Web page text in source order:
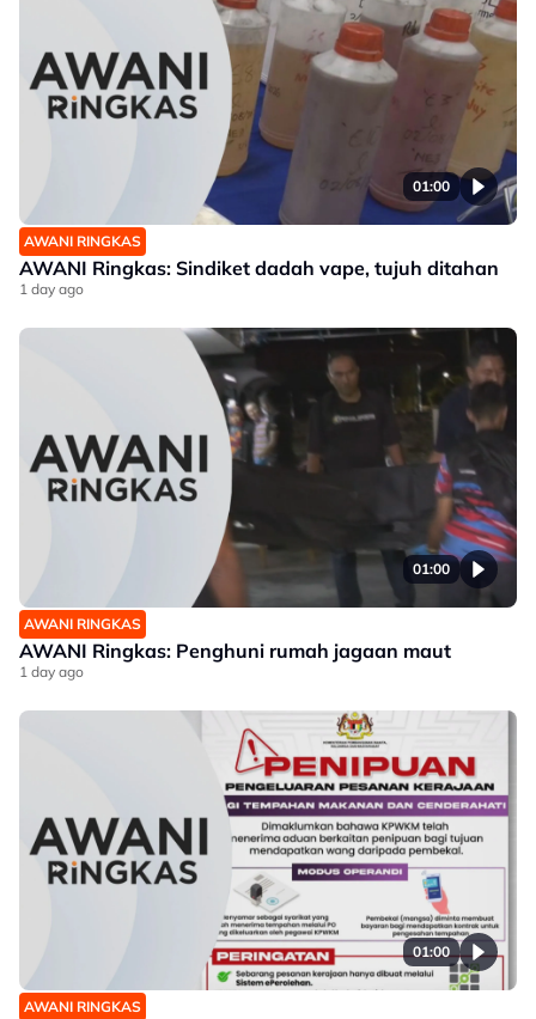
01:00
AWANI RINGKAS
AWANI Ringkas: Sindiket dadah vape, tujuh ditahan
1 day ago
01:00
AWANI RINGKAS
AWANI Ringkas: Penghuni rumah jagaan maut
1 day ago
01:00
AWANI RINGKAS